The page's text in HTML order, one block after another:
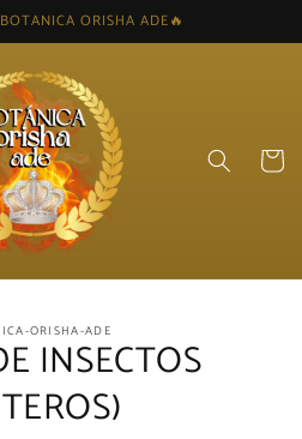
ORISHA ADE🔥
Cart
ORISHA-ADE
INSECTOS